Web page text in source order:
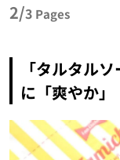
2/3 Pages
「タルタル
に「爽やか」